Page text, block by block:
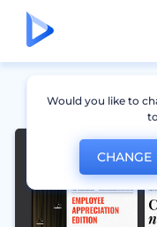
Would you like to
CHANGE